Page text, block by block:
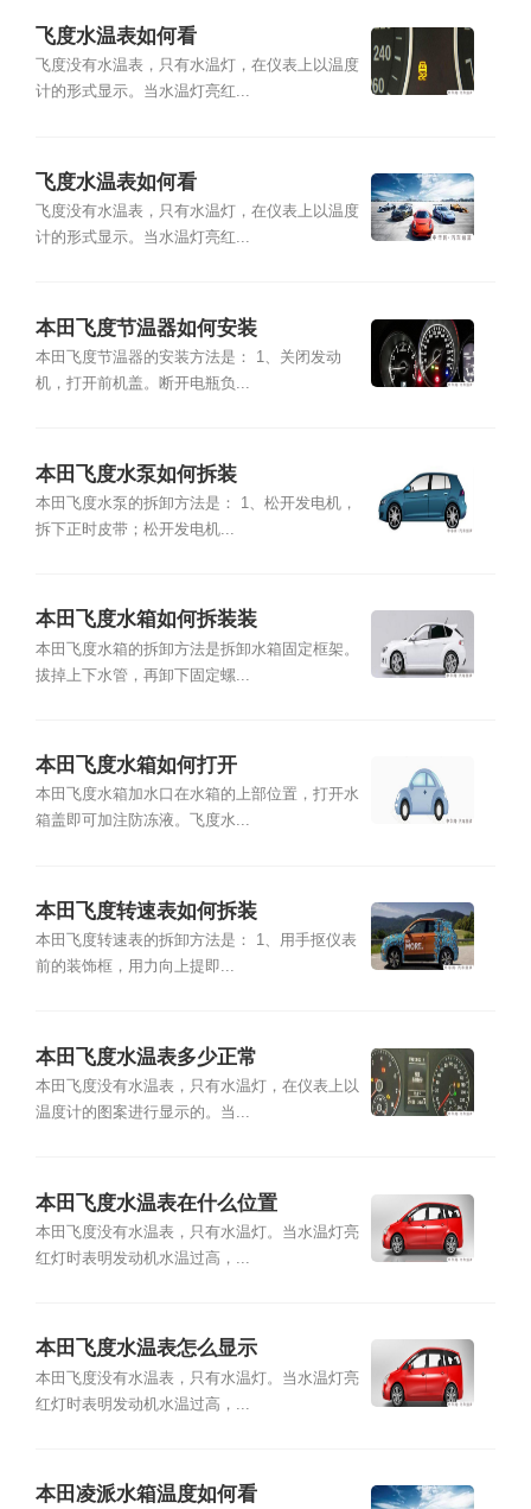
飞度水温表如何看
飞度没有水温表，只有水温灯，在仪表上以温度
计的形式显示。当水温灯亮红...
飞度水温表如何看
飞度没有水温表，只有水温灯，在仪表上以温度
计的形式显示。当水温灯亮红...
本田飞度节温器如何安装
本田飞度节温器的安装方法是： 1、关闭发动
机，打开前机盖。断开电瓶负...
本田飞度水泵如何拆装
本田飞度水泵的拆卸方法是： 1、松开发电机，
拆下正时皮带；松开发电机...
本田飞度水箱如何拆装装
本田飞度水箱的拆卸方法是拆卸水箱固定框架。
拔掉上下水管，再卸下固定螺...
本田飞度水箱如何打开
本田飞度水箱加水口在水箱的上部位置，打开水
箱盖即可加注防冻液。飞度水...
本田飞度转速表如何拆装
本田飞度转速表的拆卸方法是： 1、用手抠仪表
前的装饰框，用力向上提即...
本田飞度水温表多少正常
本田飞度没有水温表，只有水温灯，在仪表上以
温度计的图案进行显示的。当...
本田飞度水温表在什么位置
本田飞度没有水温表，只有水温灯。当水温灯亮
红灯时表明发动机水温过高，...
本田飞度水温表怎么显示
本田飞度没有水温表，只有水温灯。当水温灯亮
红灯时表明发动机水温过高，...
本田凌派水箱温度如何看